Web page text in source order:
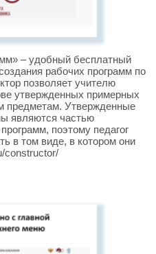
– удобный бесплатный
рабочих программ по
позволяет учителю
утвержденных примерных
предметам. Утвержденные
являются частью
поэтому педагог
в том виде, в котором они
constructor/